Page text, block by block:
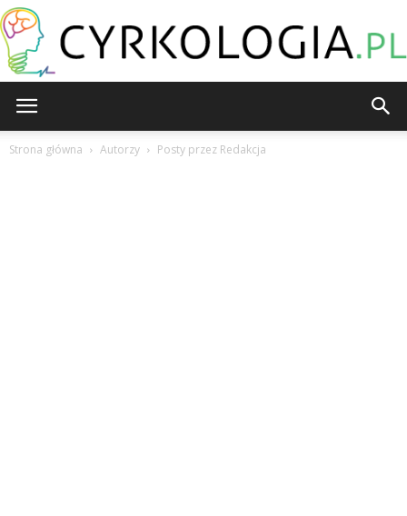
Strona główna Autorzy Posty przez Redakcja